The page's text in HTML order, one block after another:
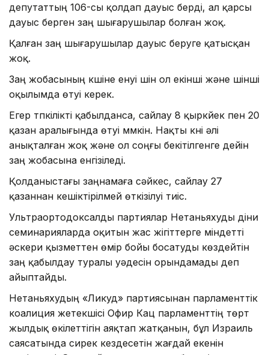
депутаттың 106-сы қолдап дауыс берді, ал қарсы
дауыс берген заң шығарушылар болған жоқ.
Қалған заң шығарушылар дауыс беруге қатысқан
жоқ.
Заң жобасының күшіне енуі үшін ол екінші және үшінші
оқылымда өтуі керек.
Егер түпкілікті қабылданса, сайлау 8 қыркүйек пен 20
қазан аралығында өтуі мүмкін. Нақты күні әлі
анықталған жоқ және ол соңғы бекітілгенге дейін
заң жобасына енгізіледі.
Қолданыстағы заңнамаға сәйкес, сайлау 27
қазаннан кешіктірілмей өткізілуі тиіс.
Ультраортодоксалды партиялар Нетаньяхуды діни
семинарияларда оқитын жас жігіттерге міндетті
әскери қызметтен өмір бойы босатуды көздейтін
заң қабылдау туралы уәдесін орындамады деп
айыптайды.
Нетаньяхудың «Ликуд» партиясынан парламенттік
коалиция жетекшісі Офир Кац парламенттің төрт
жылдық өкілеттігін аяқтап жатқанын, бұл Израиль
саясатында сирек кездесетін жағдай екенін